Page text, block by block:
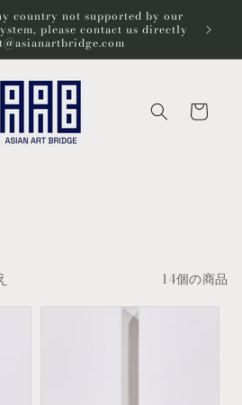
country not supported by our
please contact us directly
ー
14個の商品